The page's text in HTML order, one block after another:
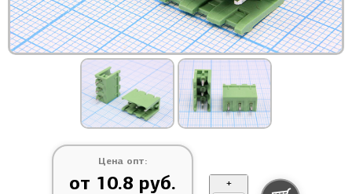
Цена опт:
от 10.8 руб. +